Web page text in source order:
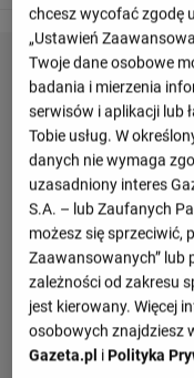
chcesz wycofać zgodę
„Ustawień
Twoje dane osobowe
badania i mierzenia
serwisów i aplikacji lub
Tobie usług. W
danych nie wymaga
uzasadniony interes
S.A. – lub Zaufanych
możesz się sprzeciwić,
Zaawansowanych” lub
zależności od zakresu
jest kierowany. Więcej
osobowych znajdziesz
Gazeta.pl i Polityka